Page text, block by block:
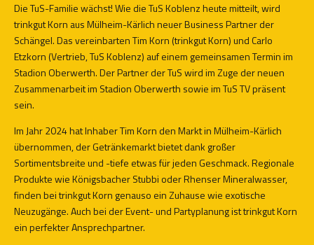
Die TuS-Familie wächst! Wie die TuS Koblenz heute mitteilt, wird
trinkgut Korn aus Mülheim-Kärlich neuer Business Partner der
Schängel. Das vereinbarten Tim Korn (trinkgut Korn) und Carlo
Etzkorn (Vertrieb, TuS Koblenz) auf einem gemeinsamen Termin im
Stadion Oberwerth. Der Partner der TuS wird im Zuge der neuen
Zusammenarbeit im Stadion Oberwerth sowie im TuS TV präsent
sein.
Im Jahr 2024 hat Inhaber Tim Korn den Markt in Mülheim-Kärlich
übernommen, der Getränkemarkt bietet dank großer
Sortimentsbreite und -tiefe etwas für jeden Geschmack. Regionale
Produkte wie Königsbacher Stubbi oder Rhenser Mineralwasser,
finden bei trinkgut Korn genauso ein Zuhause wie exotische
Neuzugänge. Auch bei der Event- und Partyplanung ist trinkgut Korn
ein perfekter Ansprechpartner.